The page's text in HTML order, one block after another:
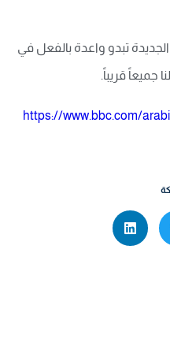
تبدو واعدة بالفعل في
جميعاً قريباً.
https://www.bbc.com/